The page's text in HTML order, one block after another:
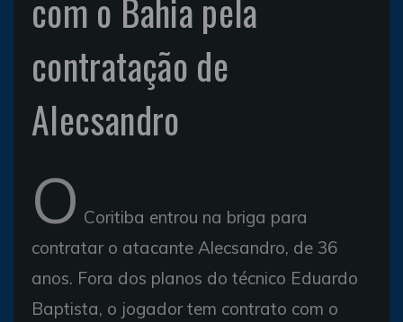
com o Bahia pela
contratação de
Alecsandro
O Coritiba entrou na briga para
contratar o atacante Alecsandro, de 36
anos. Fora dos planos do técnico Eduardo
Baptista, o jogador tem contrato com o